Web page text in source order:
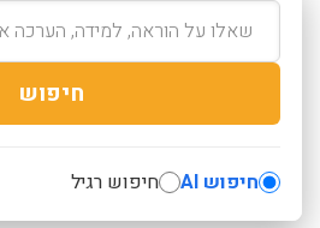
חיפוש
חיפוש AI חיפוש רגיל